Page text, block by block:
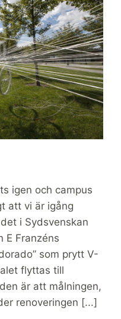
igen och campus
att vi är igång
i Sydsvenskan
E Franzéns
som prytt V-
flyttas till
är att målningen,
renoveringen [...]